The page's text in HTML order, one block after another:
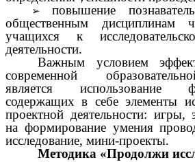
повышение
общественным дисциплинам
учащихся к
деятельности.
Важным условием
современной
является использование
содержащих в себе элементы
проектной деятельности: игры,
на формирование умения
исследование, мини-проекты.
Методика «Продолжи